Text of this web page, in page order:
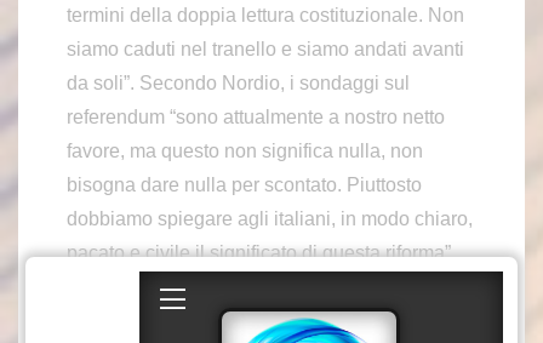
termini della doppia lettura costituzionale. Non
siamo caduti nel tranello e siamo andati avanti
da soli”. Secondo Nordio, i sondaggi sul
referendum “sono attualmente a nostro netto
favore, ma questo non significa nulla, non
bisogna dare nulla per scontato. Piuttosto
dobbiamo spiegare agli italiani, in modo chiaro,
pacato e civile il significato di questa riforma”.
“Ma comunque farò di tutto per evitare che sia
un referendum pro o contro i giudici, io –